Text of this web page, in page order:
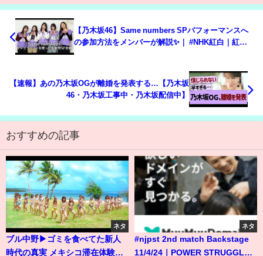
【乃木坂46】Same numbers SPパフォーマンスへ
の参加方法をメンバーが解説✨｜ #NHK紅白｜紅白
【速報】あの乃木坂OGが離婚を発表する…【乃木坂
46・乃木坂工事中・乃木坂配信中】
おすすめの記事
ネタ
ブル中野▶ゴミを食べてた新人
時代の真実 メキシコ滞在体験談
ネタ
#njpst 2nd match Backstage
11/4/24｜POWER STRUGGLE